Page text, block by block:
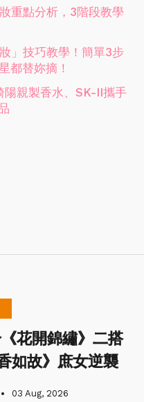
重點分析，3階段教學
」技巧教學！簡單3步
都替妳摘！
親製香水、SK-II攜手
花開錦繡》二搭
如故》庶女逆襲
03 Aug, 2026